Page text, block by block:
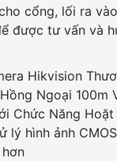
cổng, lối ra vào
được tư vấn và
Hikvision
Ngoại 100m
Chức Năng
hình ảnh